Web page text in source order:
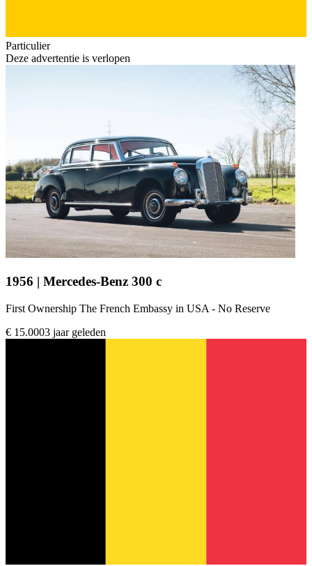
Particulier
Deze advertentie is verlopen
1956 | Mercedes-Benz 300 c
First Ownership The French Embassy in USA - No Reserve
€ 15.0003 jaar geleden